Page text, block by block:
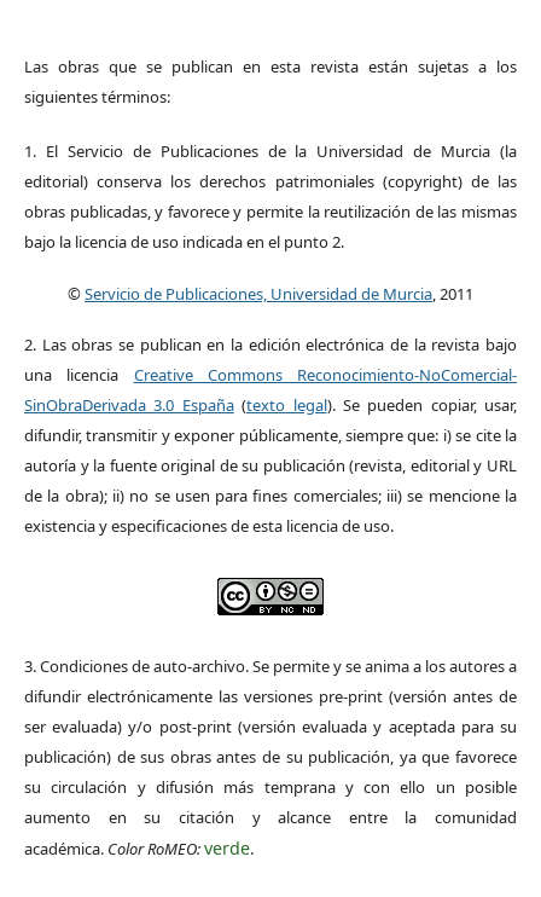
Las obras que se publican en esta revista están sujetas a los
siguientes términos:
1. El Servicio de Publicaciones de la Universidad de Murcia (la
editorial) conserva los derechos patrimoniales (copyright) de las
obras publicadas, y favorece y permite la reutilización de las mismas
bajo la licencia de uso indicada en el punto 2.
©Servicio de Publicaciones, Universidad de Murcia, 2011
2. Las obras se publican en la edición electrónica de la revista bajo
una licencia Creative Commons Reconocimiento-NoComercial-
SinObraDerivada 3.0 España(texto legal). Se pueden copiar, usar,
difundir, transmitir y exponer públicamente, siempre que: i) se cite la
autoría y la fuente original de su publicación (revista, editorial y URL
de la obra); ii) no se usen para fines comerciales; iii) se mencione la
existencia y especificaciones de esta licencia de uso.
3. Condiciones de auto-archivo. Se permite y se anima a los autores a
difundir electrónicamente las versiones pre-print (versión antes de
ser evaluada) y/o post-print (versión evaluada y aceptada para su
publicación) de sus obras antes de su publicación, ya que favorece
su circulación y difusión más temprana y con ello un posible
aumento en su citación y alcance entre la comunidad
académica. Color RoMEO:verde.